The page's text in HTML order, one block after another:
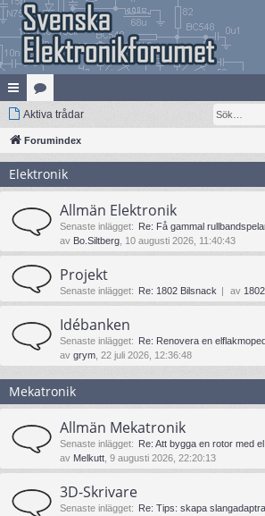
na
bb
lä
nk
ar
at
eg
ori
er
Aktiva trådar
Forumindex
Elektronik
Allmän Elektronik
Senaste inlägget: Re: Få gammal
av Bo.Siltberg , 10 augusti 2026, 11:40:43
Projekt
Senaste inlägget: Re: 1802 Bilsnack av 1802
Idébanken
Senaste inlägget: Re: Renovera en
av grym , 22 juli 2026, 12:36:48
Mekatronik
Allmän Mekatronik
Senaste inlägget: Re: Att bygga en rotor med
av Melkutt , 9 augusti 2026, 22:20:13
3D-Skrivare
Senaste inlägget: Re: Tips: skapa